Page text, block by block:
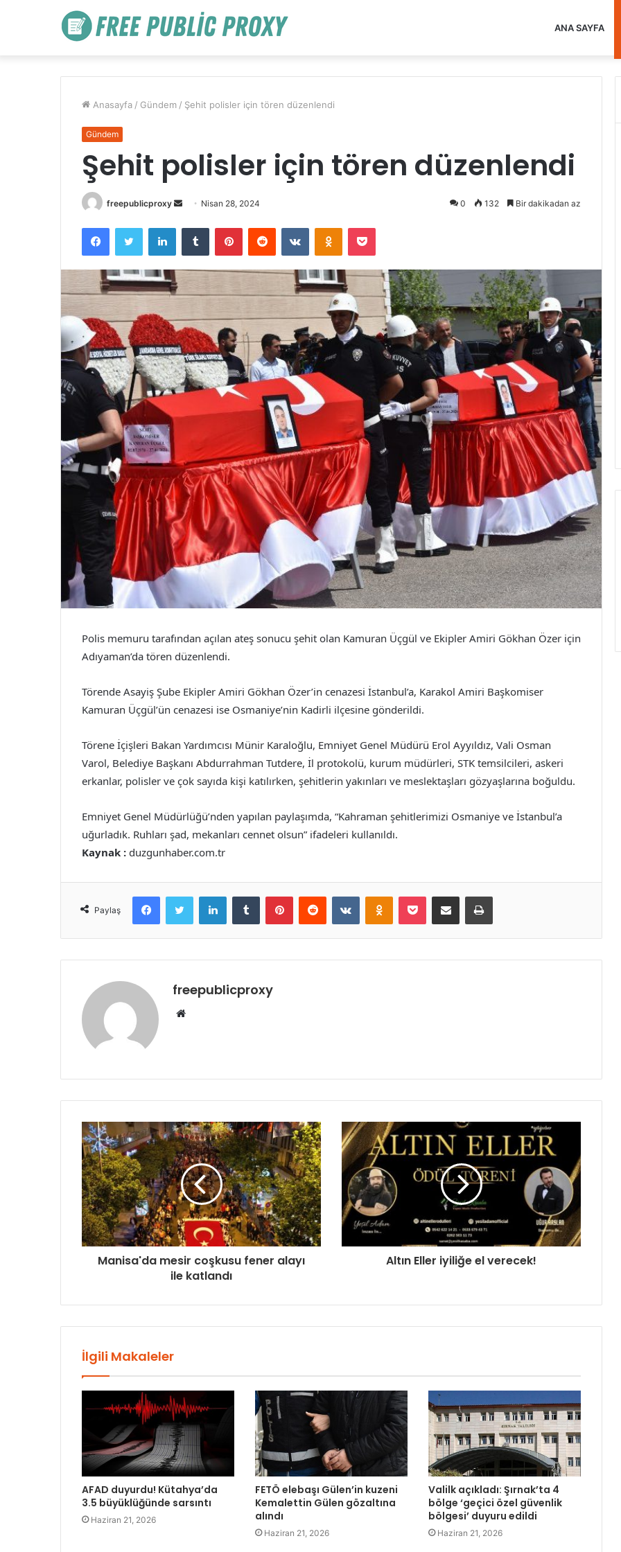
ANA SAYFA
Anasayfa / Gündem / Şehit polisler için tören düzenlendi
Gündem
Şehit polisler için tören düzenlendi
freepublicproxy
Bir
posta
göndermek
Nisan 28, 2024 0 132 Bir dakikadan az
FacebookTwitter LinkedInTumblr PinterestReddit VKontakteOdnoklassniki
Pocket
Polis memuru tarafından açılan ateş sonucu şehit olan Kamuran Üçgül ve Ekipler Amiri Gökhan Özer için
Adıyaman’da tören düzenlendi.
Törende Asayiş Şube Ekipler Amiri Gökhan Özer’in cenazesi İstanbul’a, Karakol Amiri Başkomiser
Kamuran Üçgül’ün cenazesi ise Osmaniye’nin Kadirli ilçesine gönderildi.
Törene İçişleri Bakan Yardımcısı Münir Karaloğlu, Emniyet Genel Müdürü Erol Ayyıldız, Vali Osman
Varol, Belediye Başkanı Abdurrahman Tutdere, İl protokolü, kurum müdürleri, STK temsilcileri, askeri
erkanlar, polisler ve çok sayıda kişi katılırken, şehitlerin yakınları ve meslektaşları gözyaşlarına boğuldu.
Emniyet Genel Müdürlüğü’nden yapılan paylaşımda, “Kahraman şehitlerimizi Osmaniye ve İstanbul’a
uğurladık. Ruhları şad, mekanları cennet olsun” ifadeleri kullanıldı.
Kaynak : duzgunhaber.com.tr
Paylaş
FacebookTwitter LinkedInTumblr PinterestReddit VKontakteOdnoklassniki
Pocket E-Posta ile paylaş Yazdır
freepublicproxy
Web
Manisa'da mesir coşkusu fener alayı
ile katlandı
Altın Eller iyiliğe el verecek!
İlgili Makaleler
AFAD duyurdu! Kütahya’da
3.5 büyüklüğünde sarsıntı
Haziran 21, 2026
FETÖ elebaşı Gülen’in kuzeni
Kemalettin Gülen gözaltına
alındı
Haziran 21, 2026
Valilk açıkladı: Şırnak’ta 4
bölge ‘geçici özel güvenlik
bölgesi’ duyuru edildi
Haziran 21, 2026